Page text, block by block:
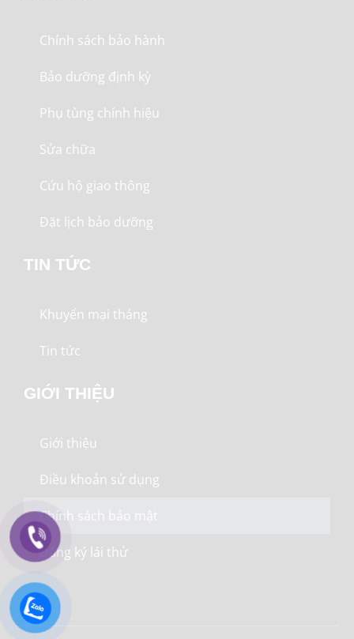
Chính sách bảo hành
Bảo dưỡng định kỳ
Phụ tùng chính hiệu
Sửa chữa
Cứu hộ giao thông
Đặt lịch bảo dưỡng
TIN TỨC
Khuyến mại tháng
Tin tức
GIỚI THIỆU
Giới thiệu
Điều khoản sử dụng
Chính sách bảo mật
Đăng ký lái thử